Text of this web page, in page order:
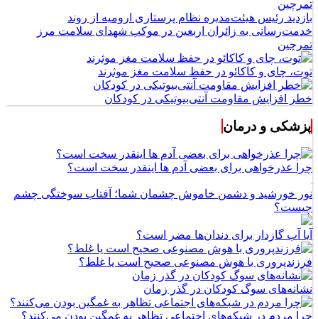
بازدید رئیس هیئت‌مدیره نظام پرستاری ارومیه از روند
خدمت‌رسانی به زائران اربعین در موکب شهدای سلامت مرز
تمرچین
توت، چای و کاکائو در حفظ سلامت مغز موثرند
خطر افزایش مقاومت آنتی‌بیوتیکی در کودکان
پزشکی و درمان
چرا عذرخواهی برای بعضی آدم ها اینقدر سخت است؟
نور خورشید و دشمن خاموش چشمان شما؛ آفتاب سوختگی چشم
چیست؟
آیا آب گازدار برای دندان‌ها مضر است؟
فرزندپروری با هوش مصنوعی صحیح است یا غلط؟
نشانه‌های سوگ کودکان در گذر زمان
چرا مردم در شبکه‌های اجتماعی تظاهر به غمگین بودن می‌کنند؟